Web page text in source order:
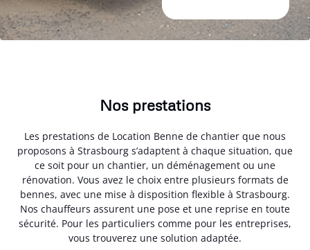
Nos prestations
Les prestations de Location Benne de chantier que nous
proposons à Strasbourg s’adaptent à chaque situation, que
ce soit pour un chantier, un déménagement ou une
rénovation. Vous avez le choix entre plusieurs formats de
bennes, avec une mise à disposition flexible à Strasbourg.
Nos chauffeurs assurent une pose et une reprise en toute
sécurité. Pour les particuliers comme pour les entreprises,
vous trouverez une solution adaptée.